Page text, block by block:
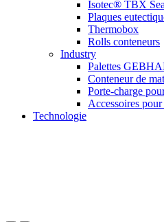
Isotec® TBX
Plaques
Thermobox
Rolls conteneurs
Industry
Palettes
Conteneur de
Porte-charge
Accessoires
Technologie